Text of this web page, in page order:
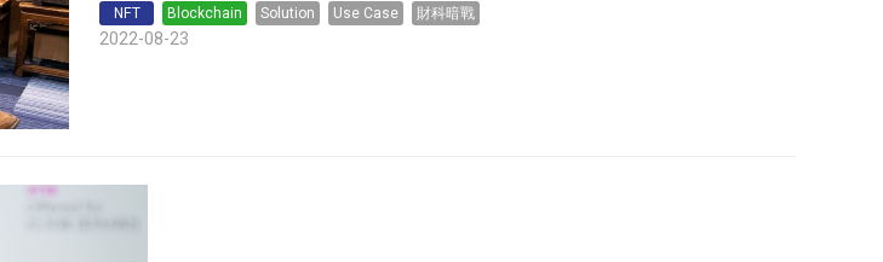
2022-08-23
NFT Blockchain Solution Use Case 財科暗戰